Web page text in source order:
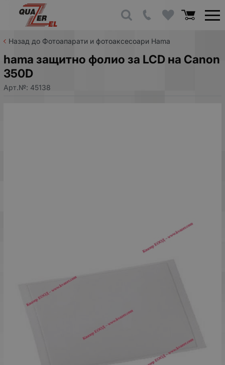
Назад до Фотоапарати и фотоаксесоари Hama
hama защитно фолио за LCD на Canon
350D
Арт.№: 45138